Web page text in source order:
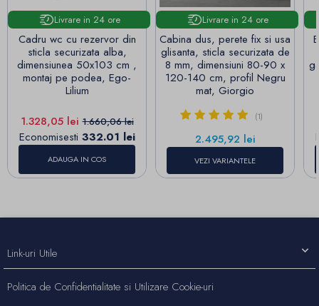
Livrare in 24 ore
Cadru wc cu rezervor din
sticla securizata alba,
dimensiunea 50x103 cm ,
montaj pe podea, Ego-
Lilium
Pret
1.328,05 leiPret de baza
1.660,06 lei
Economisesti 332.01 lei
ADAUGA IN COS
Livrare in 24 ore
Cabina dus, perete fix si usa
glisanta, sticla securizata de
8 mm, dimensiuni 80-90 x
120-140 cm, profil Negru
mat, Giorgio
(1)
Pret
2.495,92 lei
VEZI VARIANTELE
Link-uri Utile
Politica de Confidentialitate si Utilizare Cookie-uri